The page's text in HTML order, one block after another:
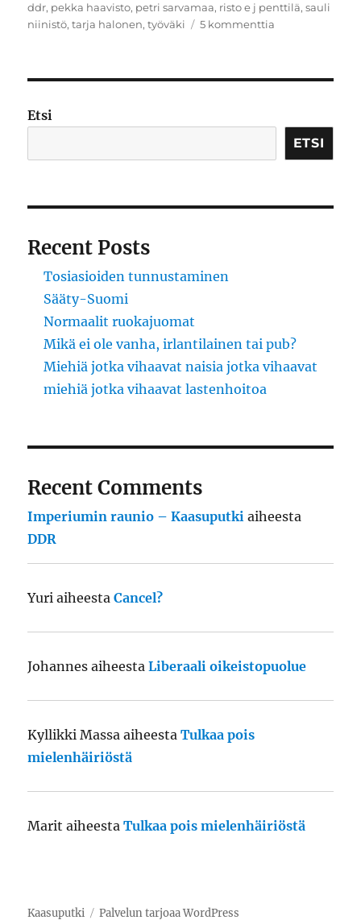
ddr, pekka haavisto, petri sarvamaa, risto e j penttilä,sauli
niinistö,tarja halonen,työväki 5 kommenttia
Etsi
ETSI
Recent Posts
Tosiasioiden tunnustaminen
Sääty-Suomi
Normaalit ruokajuomat
Mikä ei ole vanha, irlantilainen tai pub?
Miehiä jotka vihaavat naisia jotka vihaavat
miehiä jotka vihaavat lastenhoitoa
Recent Comments
Imperiumin raunio – Kaasuputki aiheesta
DDR
Yuri aiheestaCancel?
Johannes aiheestaLiberaali oikeistopuolue
Kyllikki Massa aiheestaTulkaa pois
mielenhäiriöstä
Marit aiheestaTulkaa pois mielenhäiriöstä
Kaasuputki Palvelun tarjoaa WordPress